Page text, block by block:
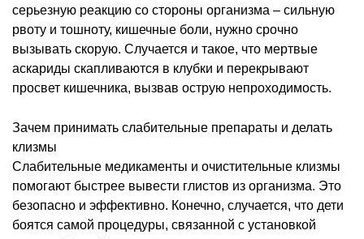
серьезную реакцию со стороны организма – сильную
рвоту и тошноту, кишечные боли, нужно срочно
вызывать скорую. Случается и такое, что мертвые
аскариды скапливаются в клубки и перекрывают
просвет кишечника, вызвав острую непроходимость.
Зачем принимать слабительные препараты и делать
клизмы
Слабительные медикаменты и очистительные клизмы
помогают быстрее вывести глистов из организма. Это
безопасно и эффективно. Конечно, случается, что дети
боятся самой процедуры, связанной с установкой